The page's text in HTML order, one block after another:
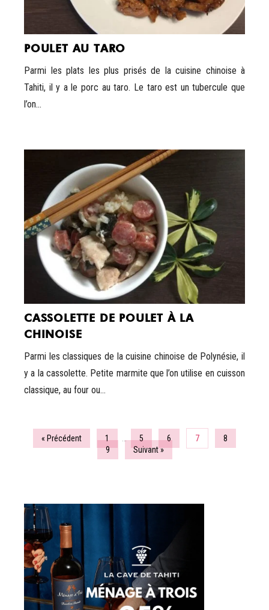
POULET AU TARO
Parmi les plats les plus prisés de la cuisine chinoise à
Tahiti, il y a le porc au taro. Le taro est un tubercule que
l’on...
CASSOLETTE DE POULET À LA
CHINOISE
Parmi les classiques de la cuisine chinoise de Polynésie, il
y a la cassolette. Petite marmite que l’on utilise en cuisson
classique, au four ou...
« Précédent 1 … 5 6 7
8
9
Suivant »